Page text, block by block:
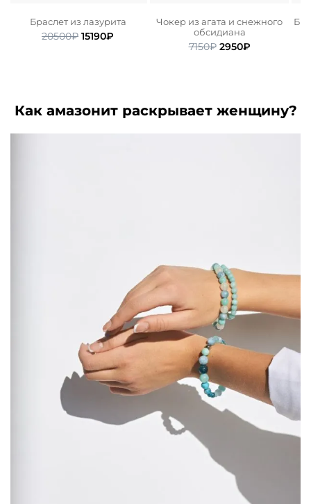
Браслет из лазурита
20500₽ Первоначальная
15190₽
Чокер из агата и снежного
обсидиана
7150₽ Первоначальная
2950₽Текущая
Как амазонит раскрывает женщину?